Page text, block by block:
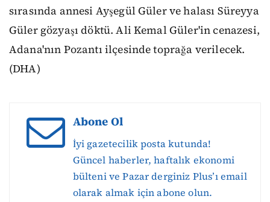
sırasında annesi Ayşegül Güler ve halası Süreyya
Güler gözyaşı döktü. Ali Kemal Güler'in cenazesi,
Adana'nın Pozantı ilçesinde toprağa verilecek.
(DHA)
Abone Ol
İyi gazetecilik posta kutunda!
Güncel haberler, haftalık ekonomi
bülteni ve Pazar derginiz Plus’ı email
olarak almak için abone olun.